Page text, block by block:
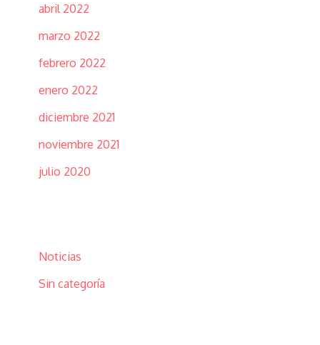
abril 2022
marzo 2022
febrero 2022
enero 2022
diciembre 2021
noviembre 2021
julio 2020
Noticias
Sin categoría